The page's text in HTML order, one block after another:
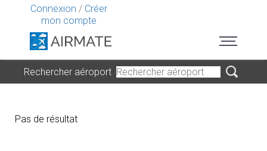
Connexion / Créer
mon compte
Rechercher aéroport
Pas de résultat